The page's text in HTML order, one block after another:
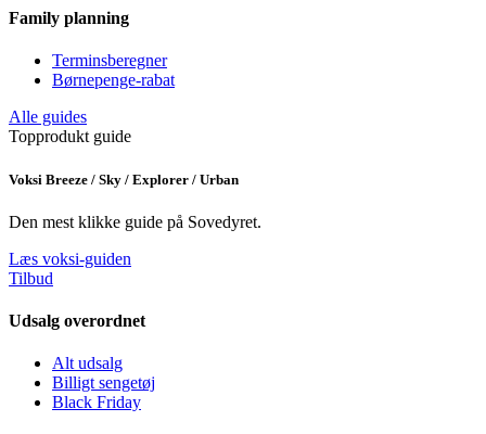
Family planning
Terminsberegner
Børnepenge-rabat
Alle guides
Topprodukt guide
Voksi Breeze / Sky / Explorer / Urban
Den mest klikke guide på Sovedyret.
Læs voksi-guiden
Tilbud
Udsalg overordnet
Alt udsalg
Billigt sengetøj
Black Friday